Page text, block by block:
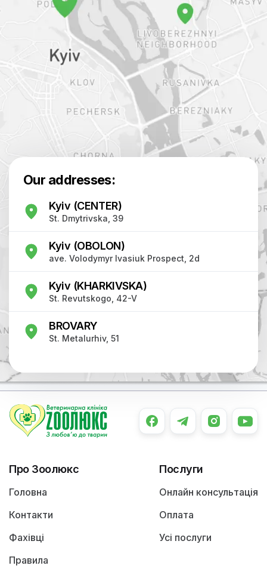
Our addresses:
Kyiv (CENTER)
St. Dmytrivska, 39
Kyiv (OBOLON)
ave. Volodymyr Ivasiuk Prospect, 2d
Kyiv (KHARKIVSKA)
St. Revutskogo, 42-V
BROVARY
St. Metalurhiv, 51
Про Зоолюкс
Головна
Контакти
Фахівці
Правила
Послуги
Онлайн консультація
Оплата
Усі послуги